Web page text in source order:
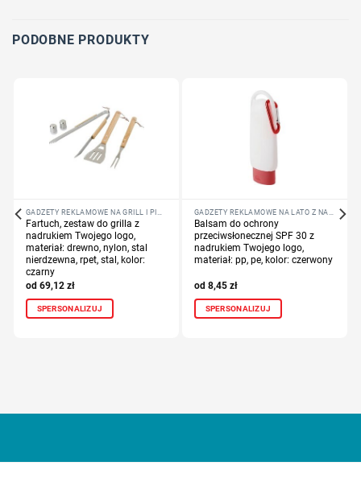
PODOBNE PRODUKTY
Fartuch, zestaw do grilla z
nadrukiem Twojego logo,
materiał: drewno, nylon, stal
nierdzewna, rpet, stal, kolor:
czarny
69,12 zł
SPERSONALIZUJ
Balsam do ochrony
przeciwsłonecznej SPF 30 z
nadrukiem Twojego logo,
materiał: pp, pe, kolor: czerwony
8,45 zł
SPERSONALIZUJ